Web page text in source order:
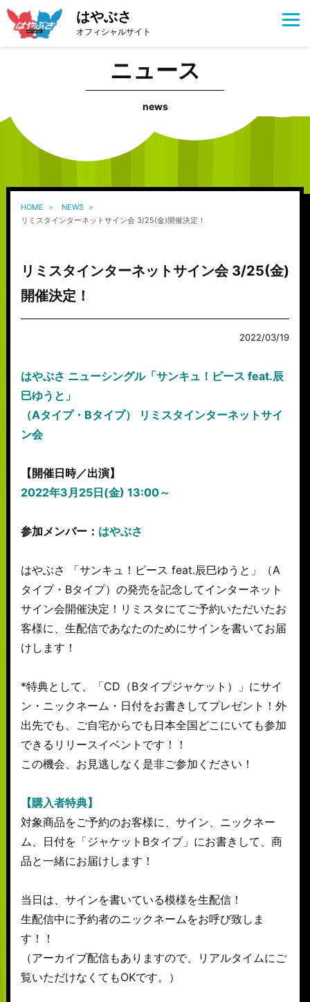
はやぶさ
オフィシャルサイト
ニュース
news
HOME
NEWS
リミスタインターネットサイン会 3/25(金)開催決定！
リミスタインターネットサイン会 3/25(金)
開催決定！
2022/03/19
はやぶさ ニューシングル「サンキュ！ピース feat.辰
巳ゆうと」
（Aタイプ・Bタイプ） リミスタインターネットサイ
ン会
【開催日時／出演】
2022年3月25日(金) 13:00～
参加メンバー： はやぶさ
はやぶさ 「サンキュ！ピース feat.辰巳ゆうと」（A
タイプ・Bタイプ）の発売を記念してインターネット
サイン会開催決定！リミスタにてご予約いただいたお
客様に、生配信であなたのためにサインを書いてお届
けします！
*特典として、「CD（Bタイプジャケット）」にサイ
ン・ニックネーム・日付をお書きしてプレゼント！外
出先でも、ご自宅からでも日本全国どこにいても参加
できるリリースイベントです！！
この機会、お見逃しなく是非ご参加ください！
【購入者特典】
対象商品をご予約のお客様に、サイン、ニックネー
ム、日付を「ジャケットBタイプ」にお書きして、商
品と一緒にお届けします！
当日は、サインを書いている模様を生配信！
生配信中に予約者のニックネームをお呼び致しま
す！！
（アーカイブ配信もありますので、リアルタイムにご
覧いただけなくてもOKです。）